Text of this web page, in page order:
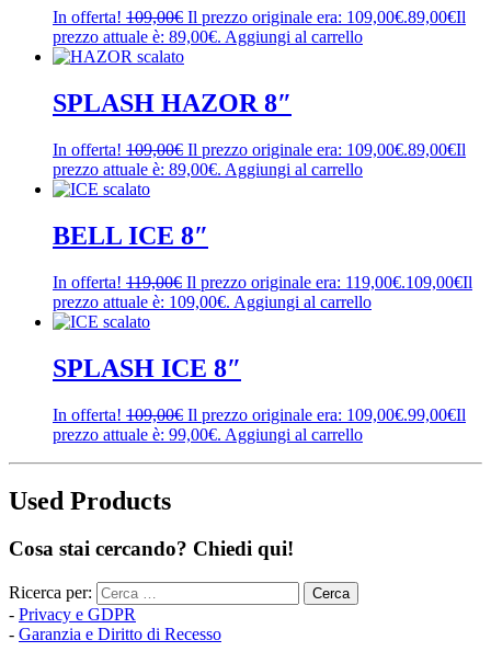
In offerta! 109,00€ Il prezzo originale era: 109,00€.89,00€Il
prezzo attuale è: 89,00€. Aggiungi al carrello
SPLASH HAZOR 8″
In offerta! 109,00€ Il prezzo originale era: 109,00€.89,00€Il
prezzo attuale è: 89,00€. Aggiungi al carrello
BELL ICE 8″
In offerta! 119,00€ Il prezzo originale era: 119,00€.109,00€Il
prezzo attuale è: 109,00€. Aggiungi al carrello
SPLASH ICE 8″
In offerta! 109,00€ Il prezzo originale era: 109,00€.99,00€Il
prezzo attuale è: 99,00€. Aggiungi al carrello
Used Products
Cosa stai cercando? Chiedi qui!
Ricerca per:
- Privacy e GDPR
- Garanzia e Diritto di Recesso